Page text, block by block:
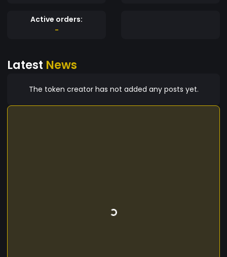
Active orders:
-
Latest News
The token creator has not added any posts yet.